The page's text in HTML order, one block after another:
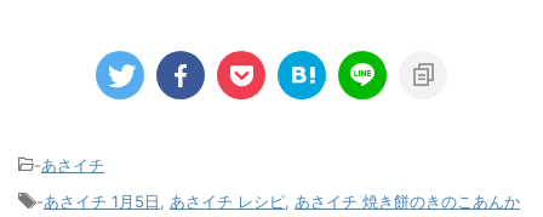
-あさイチ
-あさイチ 1月5日 あさイチ レシピ あさイチ 焼き餅のきのこあんか